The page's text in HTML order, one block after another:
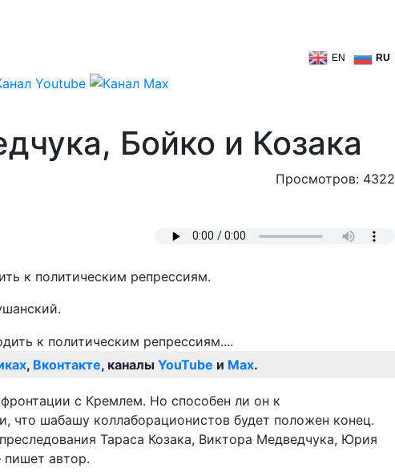
EN RU
Бойко и Козака
Просмотров: 4322
к политическим репрессиям.
, Вконтакте, каналы YouTube и Max.
с Кремлем. Но способен ли он к
шабашу коллаборационистов будет положен конец.
Тараса Козака, Виктора Медведчука, Юрия
пишет автор.